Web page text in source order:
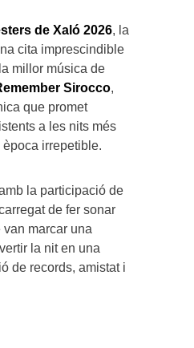
de Xaló 2026, la
cita imprescindible
millor música de
Sirocco,
que promet
a les nits més
època irrepetible.
la participació de
de fer sonar
marcar una
la nit en una
de records, amistat i